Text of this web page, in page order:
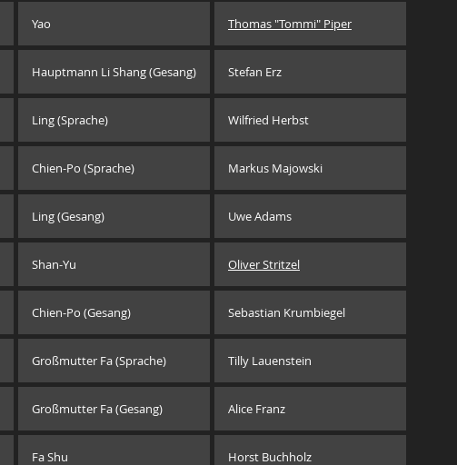
Yao Thomas "Tommi" Piper
Hauptmann Li Shang (Gesang) Stefan Erz
Ling (Sprache) Wilfried Herbst
Chien-Po (Sprache) Markus Majowski
Ling (Gesang) Uwe Adams
Shan-Yu Oliver Stritzel
Chien-Po (Gesang) Sebastian Krumbiegel
Großmutter Fa (Sprache) Tilly Lauenstein
Großmutter Fa (Gesang) Alice Franz
Fa Shu Horst Buchholz